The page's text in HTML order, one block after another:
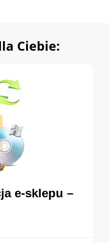
Ciebie:
e-sklepu –